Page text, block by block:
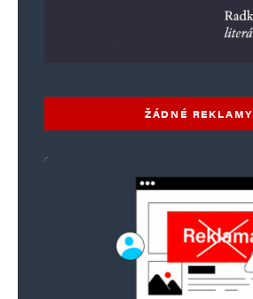
ŽÁDNÉ REKLAMY